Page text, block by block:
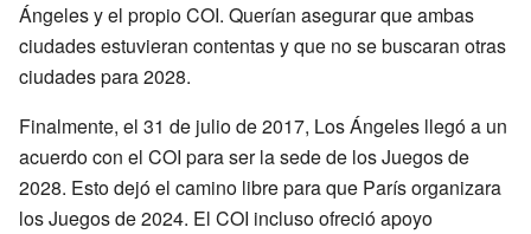
Ángeles y el propio COI. Querían asegurar que ambas
ciudades estuvieran contentas y que no se buscaran otras
ciudades para 2028.
Finalmente, el 31 de julio de 2017, Los Ángeles llegó a un
acuerdo con el COI para ser la sede de los Juegos de
2028. Esto dejó el camino libre para que París organizara
los Juegos de 2024. El COI incluso ofreció apoyo